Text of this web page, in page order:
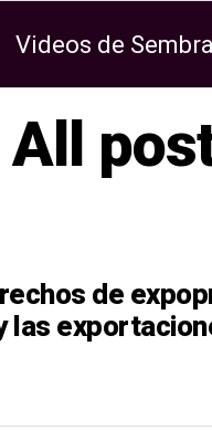
Videos de
All
de
las